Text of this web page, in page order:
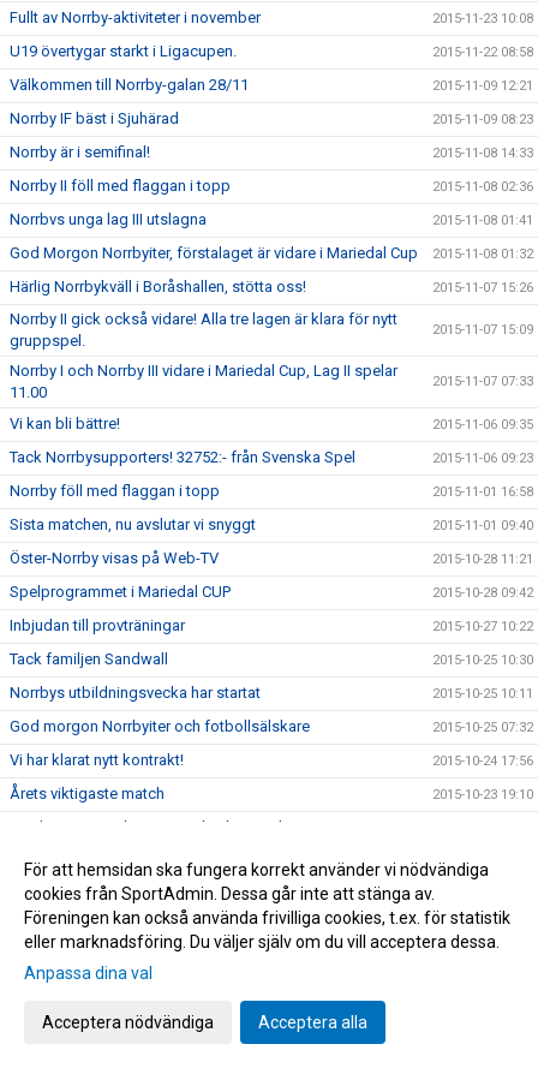
Fullt av Norrby-aktiviteter i november 2015-11-23 10:08
U19 övertygar starkt i Ligacupen. 2015-11-22 08:58
Välkommen till Norrby-galan 28/11 2015-11-09 12:21
Norrby IF bäst i Sjuhärad 2015-11-09 08:23
Norrby är i semifinal! 2015-11-08 14:33
Norrby II föll med flaggan i topp 2015-11-08 02:36
Norrbvs unga lag III utslagna 2015-11-08 01:41
God Morgon Norrbyiter, förstalaget är vidare i Mariedal Cup 2015-11-08 01:32
Härlig Norrbykväll i Boråshallen, stötta oss! 2015-11-07 15:26
Norrby II gick också vidare! Alla tre lagen är klara för nytt
gruppspel.
2015-11-07 15:09
Norrby I och Norrby III vidare i Mariedal Cup, Lag II spelar
11.00
2015-11-07 07:33
Vi kan bli bättre! 2015-11-06 09:35
Tack Norrbysupporters! 32752:- från Svenska Spel 2015-11-06 09:23
Norrby föll med flaggan i topp 2015-11-01 16:58
Sista matchen, nu avslutar vi snyggt 2015-11-01 09:40
Öster-Norrby visas på Web-TV 2015-10-28 11:21
Spelprogrammet i Mariedal CUP 2015-10-28 09:42
Inbjudan till provträningar 2015-10-27 10:22
Tack familjen Sandwall 2015-10-25 10:30
Norrbys utbildningsvecka har startat 2015-10-25 10:11
God morgon Norrbyiter och fotbollsälskare 2015-10-25 07:32
Vi har klarat nytt kontrakt! 2015-10-24 17:56
Årets viktigaste match 2015-10-23 19:10
Norrbys P15 spelar DM/SM-kval i Futsal
Nu gäller det! Vinna eller försvinna! 2015-10-22 09:40
Grattis Raymond Fridén 2015-10-20 14:24
Norrby orkade inte 2015-10-17 16:45
Zumban startar 18.30 idag
För att hemsidan ska fungera korrekt använder vi nödvändiga
cookies från SportAdmin. Dessa går inte att stänga av.
Föreningen kan också använda frivilliga cookies, t.ex. för statistik
eller marknadsföring. Du väljer själv om du vill acceptera dessa.
Anpassa dina val
Acceptera nödvändiga Acceptera alla